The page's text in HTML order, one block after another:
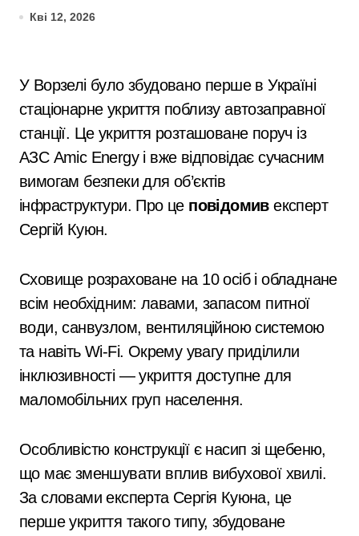
Кві 12, 2026
У Ворзелібуло збудовано перше в Україні
стаціонарне укриття поблизу автозаправної
станції. Це укриття розташоване поруч із
АЗС Amic Energyі вже відповідає сучасним
вимогам безпеки для об’єктів
інфраструктури. Про це повідомивексперт
Сергій Куюн.
Сховище розраховане на 10 осіб і обладнане
всім необхідним: лавами, запасом питної
води, санвузлом, вентиляційною системою
та навіть Wi-Fi. Окрему увагу приділили
інклюзивності — укриття доступне для
маломобільних груп населення.
Особливістю конструкції є насип зі щебеню,
що має зменшувати вплив вибухової хвилі.
За словами експерта Сергія Куюна, це
перше укриття такого типу, збудоване